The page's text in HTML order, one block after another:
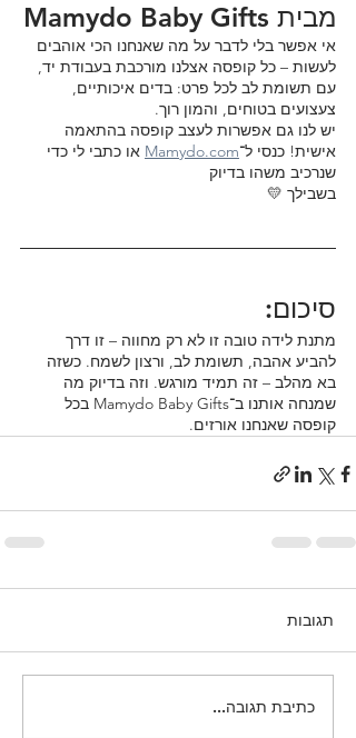
מבית Mamydo Baby Gifts
אי אפשר בלי לדבר על מה שאנחנו הכי אוהבים
לעשות – כל קופסה אצלנו מורכבת בעבודת יד,
עם תשומת לב לכל פרט: בדים איכותיים,
צעצועים בטוחים, והמון רוך.
יש לנו גם אפשרות לעצב קופסה בהתאמה
אישית! כנסי ל־Mamydo.com או כתבי לי כדי
שנרכיב משהו בדיוק
בשבילך 💛
סיכום:
מתנת לידה טובה זו לא רק מחווה – זו דרך
להביע אהבה, תשומת לב, ורצון לשמח. כשזה
בא מהלב – זה תמיד מורגש. וזה בדיוק מה
שמנחה אותנו ב־Mamydo Baby Gifts בכל
קופסה שאנחנו אורזים.
תגובות
כתיבת תגובה...